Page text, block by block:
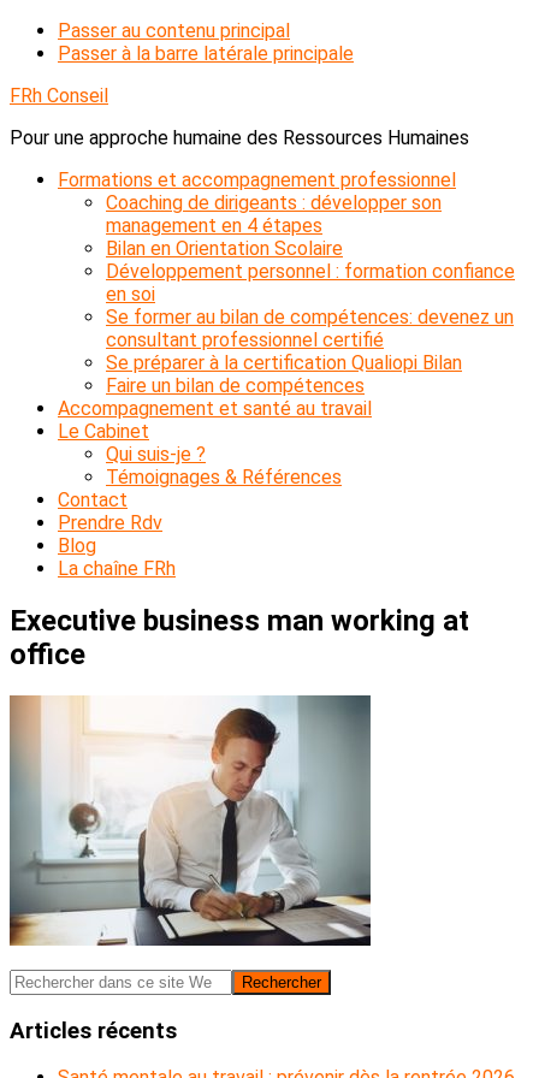
Passer au contenu principal
Passer à la barre latérale principale
FRh Conseil
Pour une approche humaine des Ressources Humaines
Formations et accompagnement professionnel
Coaching de dirigeants : développer son
management en 4 étapes
Bilan en Orientation Scolaire
Développement personnel : formation confiance
en soi
Se former au bilan de compétences: devenez un
consultant professionnel certifié
Se préparer à la certification Qualiopi Bilan
Faire un bilan de compétences
Accompagnement et santé au travail
Le Cabinet
Qui suis-je ?
Témoignages & Références
Contact
Prendre Rdv
Blog
La chaîne FRh
Executive business man working at
office
Barre
latérale
Rechercher
dans
ce
Web
Articles récents